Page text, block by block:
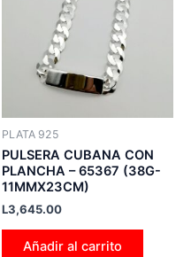
PLATA 925
PULSERA CUBANA CON
PLANCHA – 65367 (38G-
11MMX23CM)
L3,645.00
Añadir al carrito